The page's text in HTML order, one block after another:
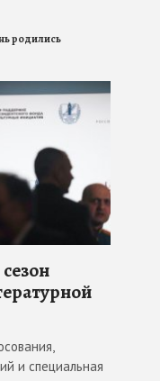
родились
и специальная